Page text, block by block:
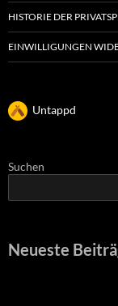
HISTORIE DER
EINWILLIGUNGEN
Untappd
Suchen
Neueste